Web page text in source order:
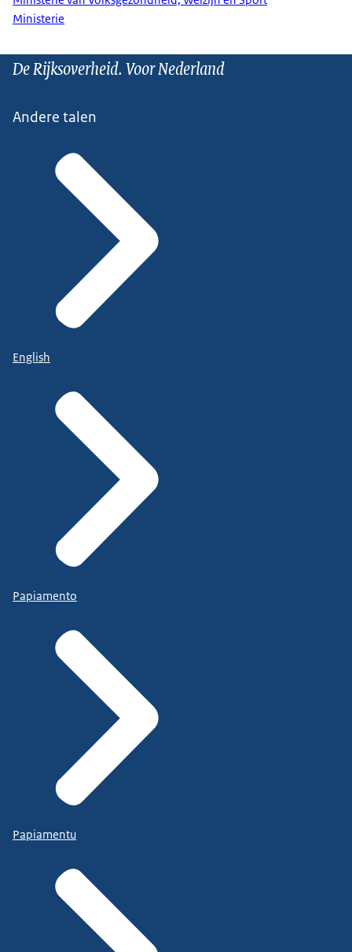
Ministerie
De Rijksoverheid. Voor Nederland
Andere talen
English
Papiamento
Papiamentu